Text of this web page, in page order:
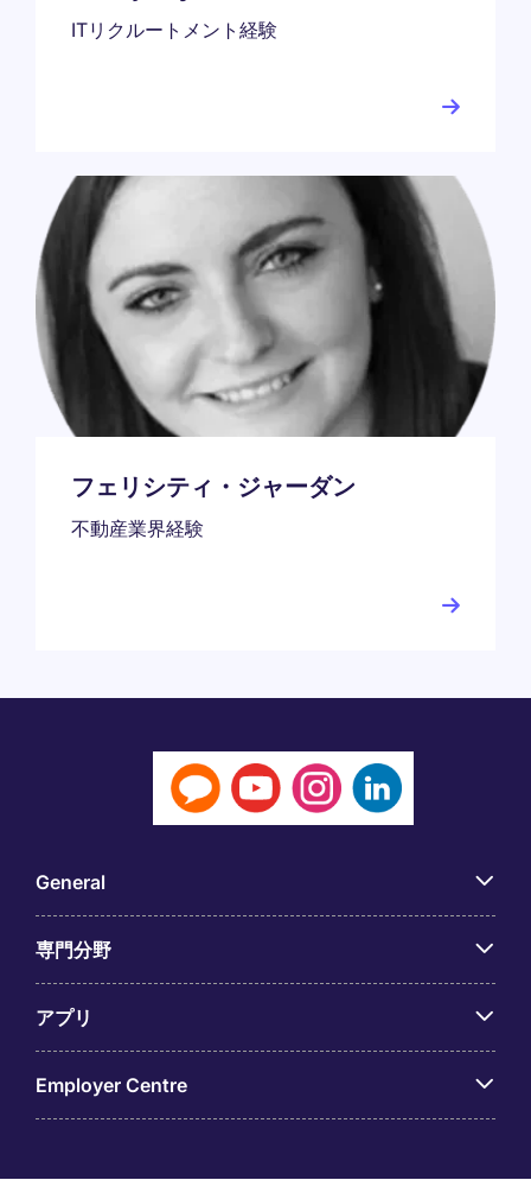
ITリクルートメント経験
フェリシティ・ジャーダン
不動産業界経験
General
専門分野
アプリ
Employer Centre